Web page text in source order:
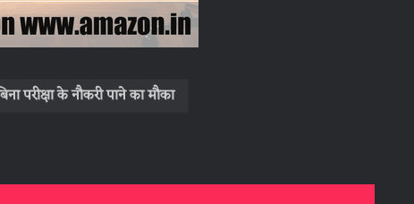
परीक्षा के नौकरी पाने का मौका